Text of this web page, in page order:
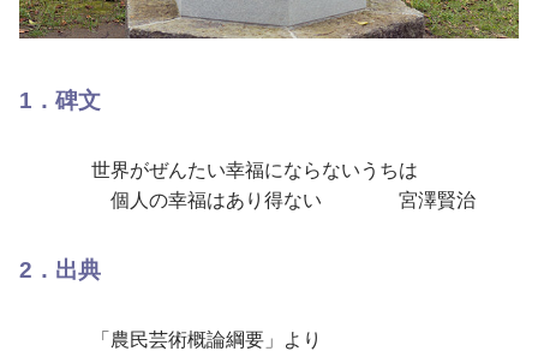
1．碑文
世界がぜんたい幸福にならないうちは
個人の幸福はあり得ない 宮澤賢治
2．出典
「農民芸術概論綱要」より